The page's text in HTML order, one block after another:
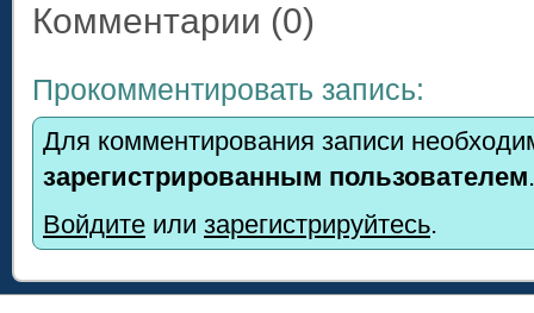
Комментарии (0)
Прокомментировать запись:
Для комментирования записи
зарегистрированным пользователем.
Войдите или зарегистрируйтесь.